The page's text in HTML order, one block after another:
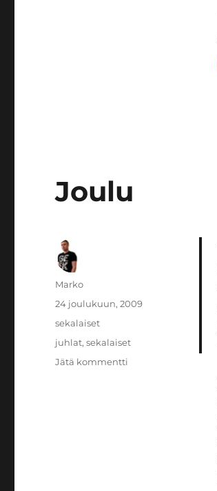
Joulu
Kirjoittaja
Marko
Julkaistu
24 joulukuun, 2009
Kategoriat
sekalaiset
Avainsanat
juhlat,sekalaiset
Jätä kommentti